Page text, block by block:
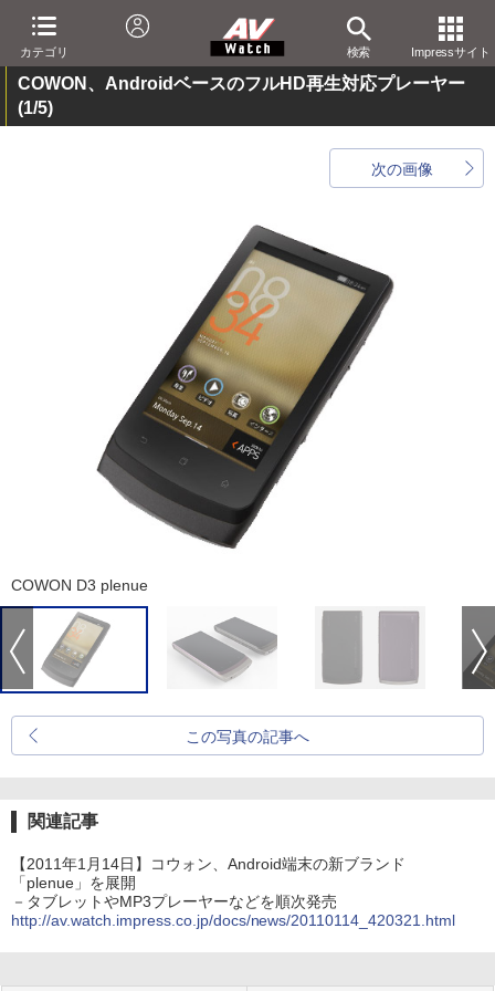
カテゴリ 検索 Impressサイト
COWON、AndroidベースのフルHD再生対応プレーヤー
(1/5)
次の画像
COWON D3 plenue
この写真の記事へ
関連記事
【2011年1月14日】コウォン、Android端末の新ブランド
「plenue」を展開
－タブレットやMP3プレーヤーなどを順次発売
http://av.watch.impress.co.jp/docs/news/20110114_420321.html